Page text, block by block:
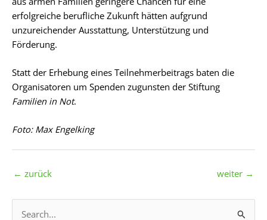
erfolgreiche berufliche Zukunft hätten aufgrund
unzureichender Ausstattung, Unterstützung und
Förderung.
Statt der Erhebung eines Teilnehmerbeitrags baten die
Organisatoren um Spenden zugunsten der Stiftung
Familien in Not.
Foto: Max Engelking
← zurück weiter →